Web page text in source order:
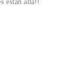
están allá!!